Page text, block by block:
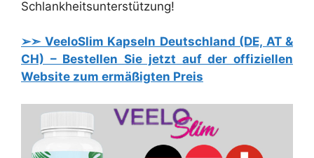
Schlankheitsunterstützung!
➢➣ VeeloSlim Kapseln Deutschland (DE, AT &
CH) – Bestellen Sie jetzt auf der offiziellen
Website zum ermäßigten Preis